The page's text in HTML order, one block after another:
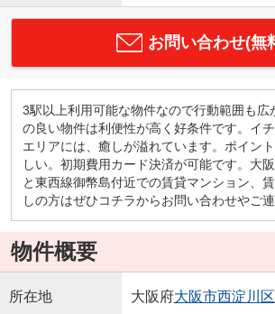
お問い合わせ(無
3駅以上利用可能な物件なので行動範囲も広
の良い物件は利便性が高く好条件です。イ
エリアには、癒しが溢れています。ポイン
しい。初期費用カード決済が可能です。大
と東西線御幣島付近での賃貸マンション、
しの方はぜひコチラからお問い合わせやご連
物件概要
所在地 大阪府大阪市西淀川区